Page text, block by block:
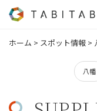
ホーム > スポット情報 >
八幡